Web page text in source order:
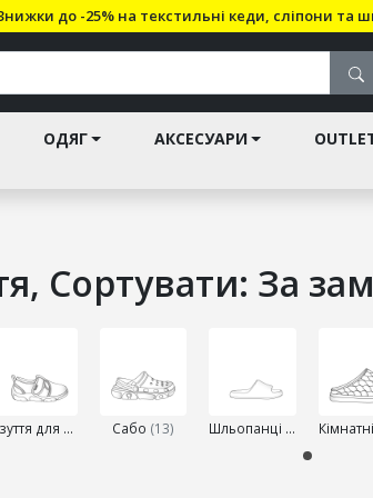
до -25% на текстильні кеди, сліпони та
ОДЯГ АКСЕСУАРИ
Сортувати: За
Взуття для садків (27)
Сабо (13) Шльопанці
(6)